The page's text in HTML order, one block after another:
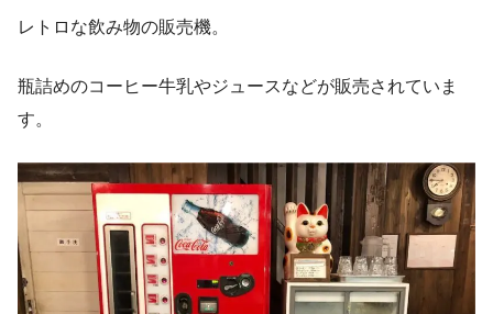
レトロな飲み物の販売機。
瓶詰めのコーヒー牛乳やジュースなどが販売されていま
す。